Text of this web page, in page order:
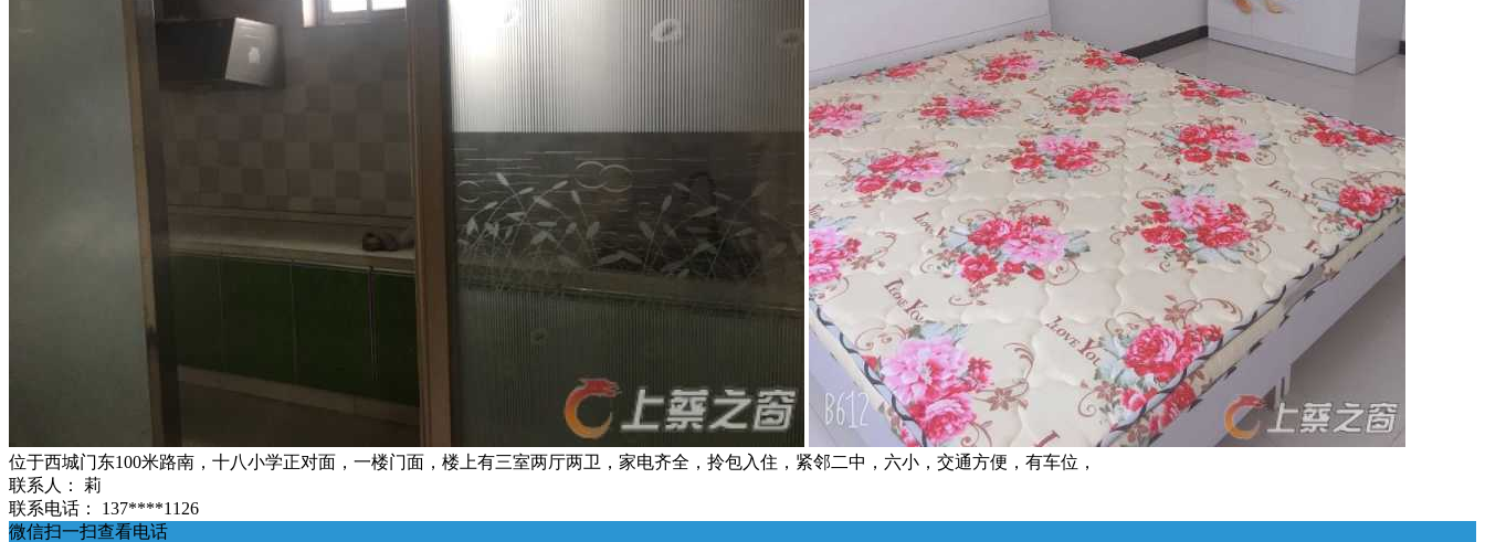
位于西城门东100米路南，十八小学正对面，一楼门面，楼上有三室两厅两卫，家电齐全，拎包入住，紧邻二中，六小，交通方便，有车位，
联系人：
莉
联系电话：
137****1126
微信扫一扫查看电话